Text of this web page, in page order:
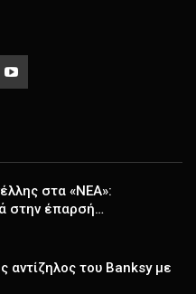
στα «ΝΕΑ»:
στην έπαρσή…
αντίζηλος του Banksy με